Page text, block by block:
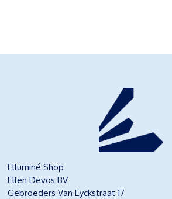
Elluminé Shop
Ellen Devos BV
Gebroeders Van Eyckstraat 17